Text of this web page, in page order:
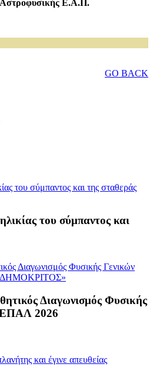
Ε.Α.Π.
GO BACK
του σύμπαντος και
Διαγωνισμός Φυσικής
ΕΠΑΛ 2026